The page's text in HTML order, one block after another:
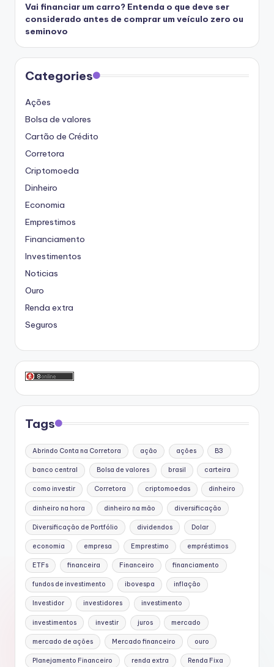
Vai financiar um carro? Entenda o que deve ser
considerado antes de comprar um veículo zero ou
seminovo
Categories
Ações
Bolsa de valores
Cartão de Crédito
Corretora
Criptomoeda
Dinheiro
Economia
Emprestimos
Financiamento
Investimentos
Noticias
Ouro
Renda extra
Seguros
Tags
Abrindo Conta na Corretora ação ações B3
banco central Bolsa de valores brasil carteira
como investir Corretora criptomoedas dinheiro
dinheiro na hora dinheiro na mão diversificação
Diversificação de Portfólio dividendos Dolar
economia empresa Emprestimo empréstimos
ETFs financeira Financeiro financiamento
fundos de investimento ibovespa inflação
Investidor investidores investimento
investimentos investir juros mercado
mercado de ações Mercado financeiro ouro
Planejamento Financeiro renda extra Renda Fixa